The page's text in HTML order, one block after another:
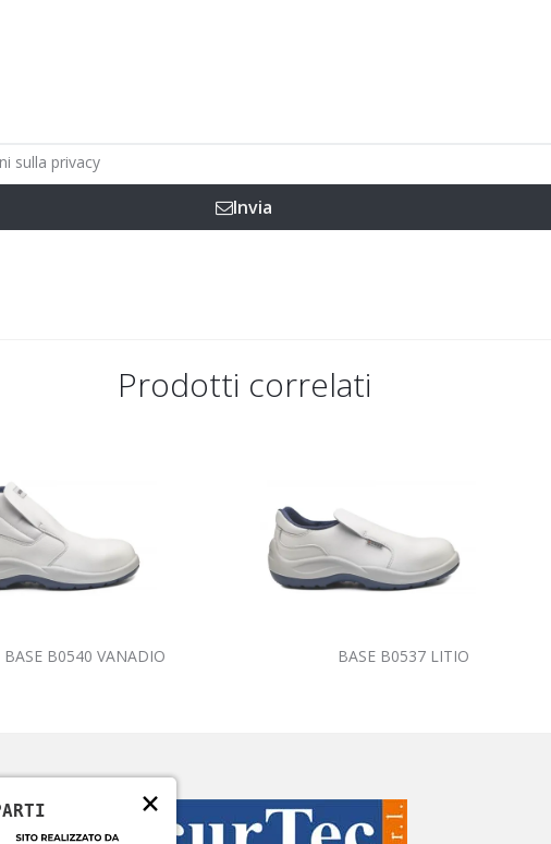
sulla privacy
Invia
Prodotti correlati
BASE B0540 VANADIO BASE B0537 LITIO
×